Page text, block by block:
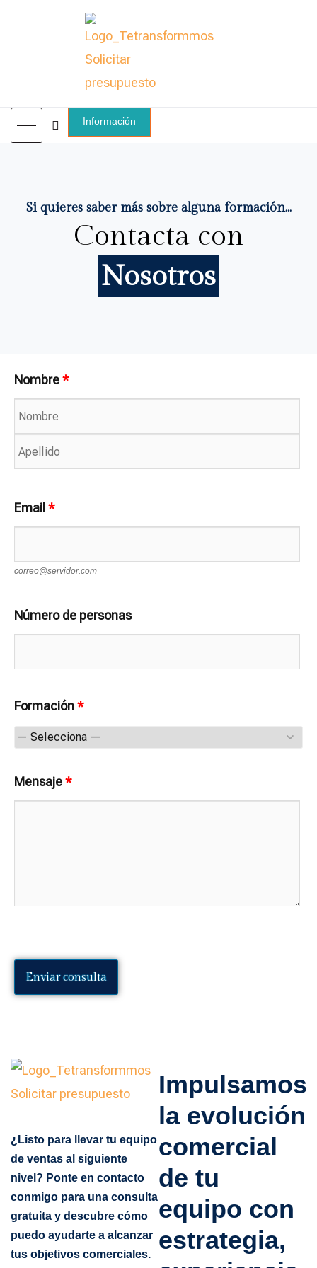
Información
Si quieres saber más sobre alguna formación...
Contacta con
Nosotros
Nombre*
Email *
correo@servidor.com
Número de personas
Formación*
Mensaje*
¿Listo para llevar tu equipo
de ventas al siguiente
nivel? Ponte en contacto
conmigo para una consulta
gratuita y descubre cómo
puedo ayudarte a alcanzar
tus objetivos comerciales.
Impulsamos
la evolución
comercial
de tu
equipo con
estrategia,